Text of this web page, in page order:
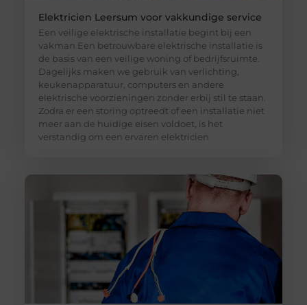
Elektricien Leersum voor vakkundige service
Een veilige elektrische installatie begint bij een
vakman Een betrouwbare elektrische installatie is
de basis van een veilige woning of bedrijfsruimte.
Dagelijks maken we gebruik van verlichting,
keukenapparatuur, computers en andere
elektrische voorzieningen zonder erbij stil te staan.
Zodra er een storing optreedt of een installatie niet
meer aan de huidige eisen voldoet, is het
verstandig om een ervaren elektricien